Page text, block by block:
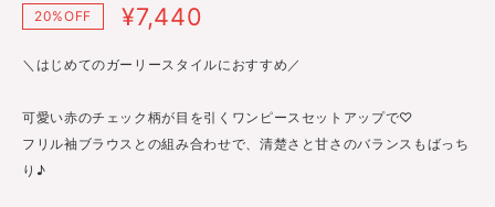
20%OFF
¥7,440
＼はじめてのガーリースタイルにおすすめ／
可愛い赤のチェック柄が目を引くワンピースセットアップで♡
フリル袖ブラウスとの組み合わせで、清楚さと甘さのバランスもばっち
り♪